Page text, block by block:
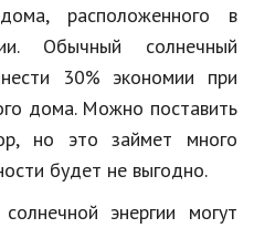
расположенного в
Обычный солнечный
30% экономии при
дома. Можно поставить
но это займет много
будет не выгодно.
энергии могут